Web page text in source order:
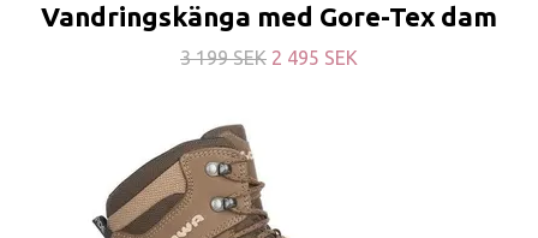
Vandringskänga med Gore-Tex dam
3 199 SEK 2 495 SEK